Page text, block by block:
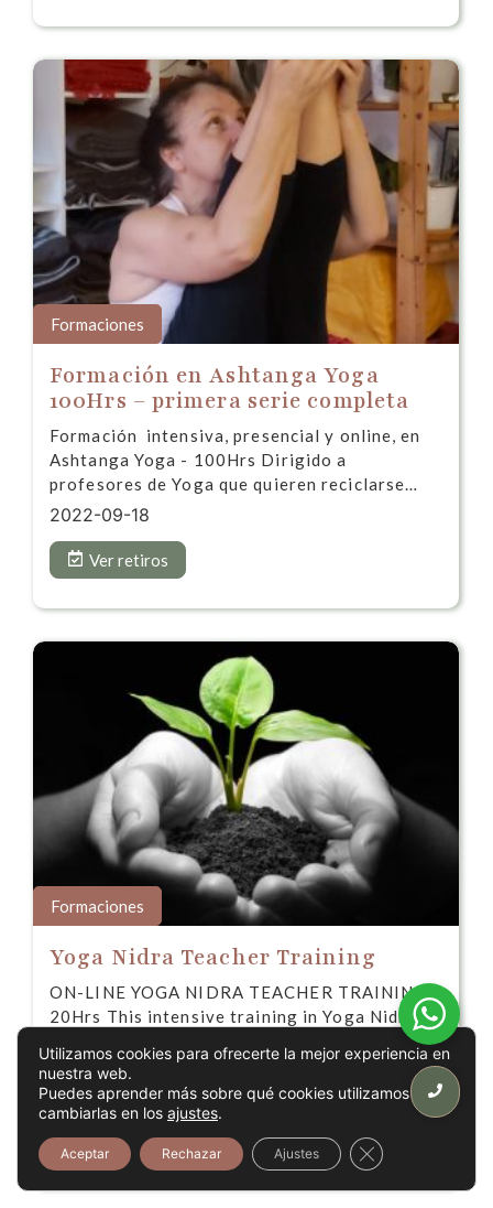
Formaciones
Formación en Ashtanga Yoga
100Hrs – primera serie completa
Formación intensiva, presencial y online, en
Ashtanga Yoga - 100Hrs Dirigido a
profesores de Yoga que quieren reciclarse…
2022-09-18
Ver retiros
Formaciones
Yoga Nidra Teacher Training
ON-LINE YOGA NIDRA TEACHER TRAINING -
20Hrs This intensive training in Yoga Nidra is
230,00€
Reservar ahora
Utilizamos cookies para ofrecerte la mejor experiencia en
nuestra web.
Puedes aprender más sobre qué cookies utilizamos o
cambiarlas en los ajustes.
Aceptar Rechazar Ajustes Cerrar el banner